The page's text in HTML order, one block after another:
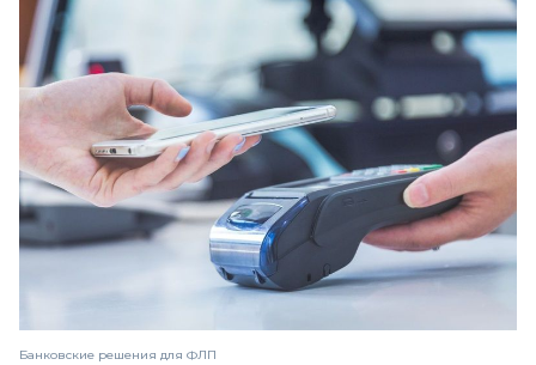
Банковские решения для ФЛП